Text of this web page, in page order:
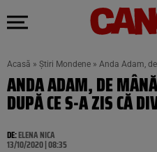
Acasă » Știri Mondene » Anda Adam,
ANDA ADAM, DE
DUPĂ CE S-A ZIS CĂ
DE:ELENA NICA
13/10/2020 | 08:35